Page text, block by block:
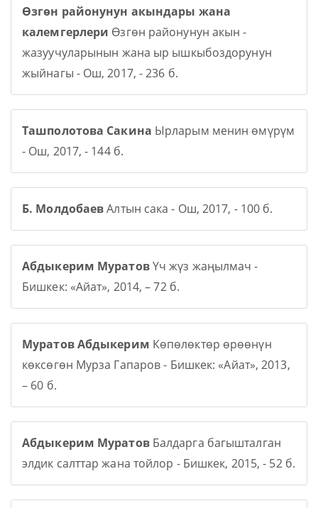
Өзгөн районунун акындары жана
калемгерлери Өзгөн районунун акын -
жазуучуларынын жана ыр ышкыбоздорунун
жыйнагы - Ош, 2017, - 236 б.
Ташполотова Сакина Ырларым менин өмүрүм
- Ош, 2017, - 144 б.
Б. МолдобаевАлтын сака - Ош, 2017, - 100 б.
Абдыкерим МуратовҮч жүз жаңылмач -
Бишкек: «Айат», 2014, – 72 б.
Муратов Абдыкерим Көпөлөктөр өрөөнүн
көксөгөн Мурза Гапаров - Бишкек: «Айат», 2013,
– 60 б.
Абдыкерим МуратовБалдарга багышталган
элдик салттар жана тойлор - Бишкек, 2015, - 52 б.